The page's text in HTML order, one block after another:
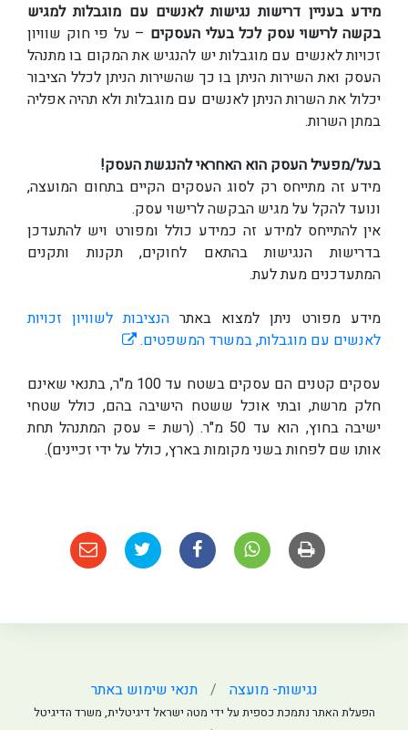
מידע בעניין דרישות נגישות לאנשים עם מוגבלות למגיש
בקשה לרישוי עסק לכל בעלי העסקים – על פי חוק שוויון
זכויות לאנשים עם מוגבלות יש להנגיש את המקום בו מתנהל
העסק ואת השירות הניתן בו כך שהשירות הניתן לכלל הציבור
יכלול את השרות הניתן לאנשים עם מוגבלות ולא תהיה אפליה
במתן השרות.
בעל/מפעיל העסק הוא האחראי להנגשת העסק!
מידע זה מתייחס רק לסוג העסקים הקיים בתחום המועצה,
ונועד להקל על מגיש הבקשה לרישוי עסק.
אין להתייחס למידע זה כמידע כולל ומפורט ויש להתעדכן
בדרישות הנגישות בהתאם לחוקים, תקנות ותקנים
המתעדכנים מעת לעת.
מידע מפורט ניתן למצוא באתר הנציבות לשוויון זכויות
לאנשים עם מוגבלות, במשרד המשפטים.
עסקים קטנים הם עסקים בשטח עד 100 מ"ר, בתנאי שאינם
חלק מרשת, ובתי אוכל ששטח הישיבה בהם, כולל שטחי
ישיבה בחוץ, הוא עד 50 מ"ר. (רשת = עסק המתנהל תחת
אותו שם לפחות בשני מקומות בארץ, כולל על ידי זכיינים).
נגישות- מועצה תנאי שימוש באתר
הפעלת האתר נתמכת כספית על ידי מטה ישראל דיגיטלית, משרד הדיגיטל